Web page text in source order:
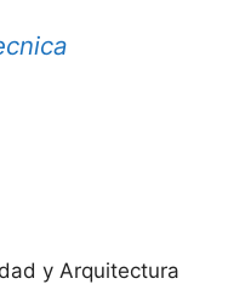
y Arquitectura